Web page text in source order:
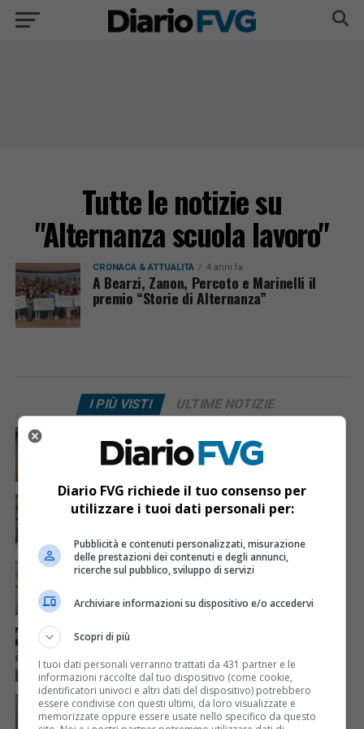
Tutte le notizie su
"Alternanza scuola lavoro"
CRONACA & ATTUALITÀ 4 anni fa
A Bearzi, Zanon, Percoto e Marinelli il
premio “Storie di Alternanza”
I PIÙ VISTI ULTIME NOTIZIE
Mostravano vacanze e vestiti firmati sui social:
dietro il lusso un traffico di droga da milioni
CRONACA & ATTUALITÀ 2 giorni fa
Acqua da usare con cautela nell’Udinese: ecco tutte
CRONACA & ATTUALITÀ 3 giorni fa
Mattia Ranghetti muore a 29 anni dopo la
folgorazione alle Ferriere Nord di Osoppo
CRONACA & ATTUALITÀ
Arrivano 142 nuovi poliziotti in Friuli-Venezia Giulia:
61 saranno assegnati a Trieste
CRONACA & ATTUALITÀ 3 giorni fa
Mattia Ranghetti morto dopo l’infortunio alle
Diario FVG richiede il tuo consenso per
utilizzare i tuoi dati personali per:
Pubblicità e contenuti personalizzati, misurazione
delle prestazioni dei contenuti e degli annunci,
ricerche sul pubblico, sviluppo di servizi
Archiviare informazioni su dispositivo e/o accedervi
Scopri di più
I tuoi dati personali verranno trattati da 431 partner e le
informazioni raccolte dal tuo dispositivo (come cookie,
identificatori univoci e altri dati del dispositivo) potrebbero
essere condivise con questi ultimi, da loro visualizzate e
memorizzate oppure essere usate nello specifico da questo